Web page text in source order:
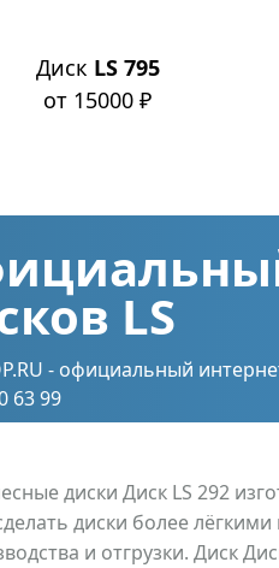
Диск LS 795
от 15000 ₽
LS
- официальный
63 99
диски Диск LS 292
диски более
и отгрузки. Диск